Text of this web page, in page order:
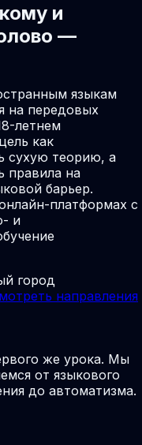
и
—
языкам
на передовых
летнем
как
сухую теорию, а
правила на
барьер.
платформах с
и
город
направления
же урока. Мы
от языкового
до автоматизма.